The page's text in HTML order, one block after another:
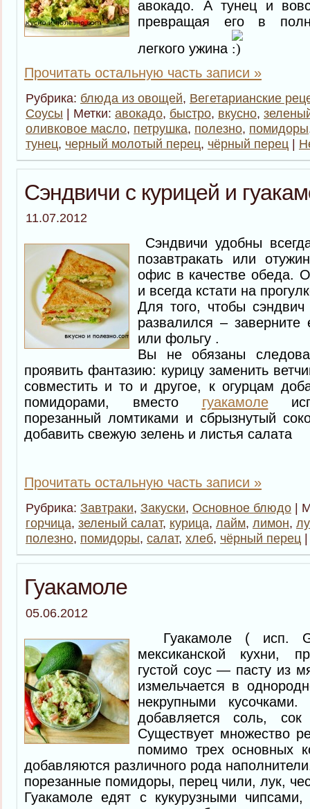
авокадо. А тунец и
превращая его в
легкого ужина
Прочитать остальную часть записи »
Рубрика: блюда из овощей, Вегетарианские
Соусы | Метки: авокадо, быстро, вкусно,
оливковое масло, петрушка, полезно, помидоры
тунец, черный молотый перец, чёрный перец |
Сэндвичи с курицей и
11.07.2012
Сэндвичи удобны
позавтракать или
офис в качестве обеда.
и всегда кстати на
Для того, чтобы
развалился –
или фольгу .
Вы не обязаны
проявить фантазию: курицу заменить
совместить и то и другое, к огурцам
помидорами, вместо гуакамоле
порезанный ломтиками и сбрызнутый
добавить свежую зелень и листья салата
Прочитать остальную часть записи »
Рубрика: Завтраки, Закуски, Основное блюдо |
горчица, зеленый салат, курица, лайм, лимон,
полезно, помидоры, салат, хлеб, чёрный перец
Гуакамоле
05.06.2012
Гуакамоле ( исп.
мексиканской кухни,
густой соус — пасту из
измельчается в
некрупными
добавляется соль,
Существует множество
помимо трех основных
добавляются различного рода
порезанные помидоры, перец чили, лук,
Гуакамоле едят с кукурузными